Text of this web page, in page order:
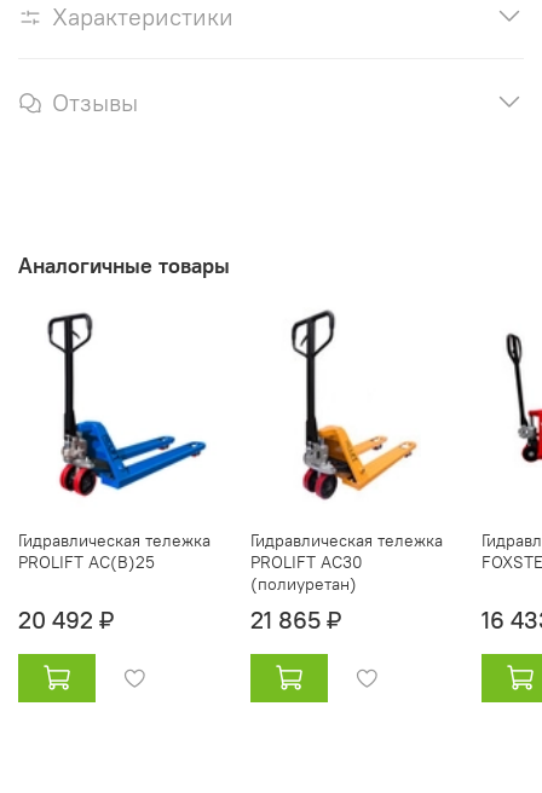
Характеристики
Отзывы
Аналогичные товары
Гидравлическая тележка
PROLIFT AC(B)25
20 492 ₽
Гидравлическая тележка
PROLIFT AC30
(полиуретан)
21 865 ₽ 16